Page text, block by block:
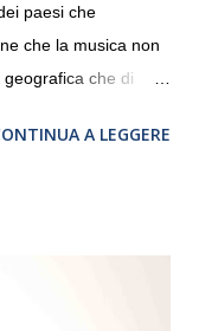
paesi che
che la musica non
che di
e toccherà, in
A LEGGERE